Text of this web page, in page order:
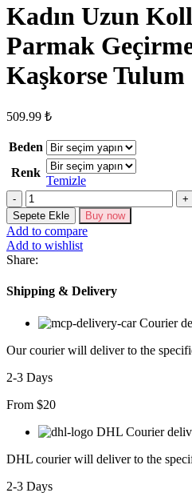
Kadın Uzun
Parmak
Kaşkorse Tulum
509.99 ₺
Beden
Renk
Temizle
Kadın
Uzun
Kollu
V
Yaka
Baş
Parmak
Geçirmeli
Kaşkorse
adet
Sepete Ekle Buy now
Add to compare
Add to wishlist
Share:
Shipping & Delivery
Courier
Our courier will deliver to the
2-3 Days
From $20
DHL Courier
DHL courier will deliver to the
2-3 Days